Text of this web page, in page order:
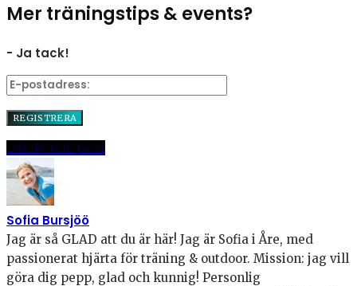
Mer träningstips & events?
- Ja tack!
DelaPinnaE-post
Sofia Bursjöö
Jag är så GLAD att du är här! Jag är Sofia i Åre, med
passionerat hjärta för träning & outdoor. Mission: jag vill
göra dig pepp, glad och kunnig! Personlig